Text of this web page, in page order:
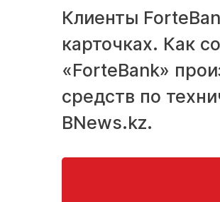
Клиенты
карточках. Как
«ForteBank»
средств по
BNews.kz.